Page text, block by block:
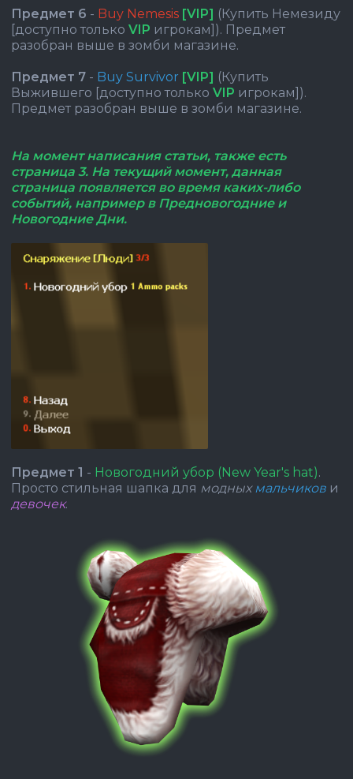
Предмет 6 - Buy Nemesis [VIP] (Купить Немезиду
[доступно только VIP игрокам]). Предмет
разобран выше в зомби магазине.
Предмет 7 - Buy Survivor [VIP] (Купить
Выжившего [доступно только VIP игрокам]).
Предмет разобран выше в зомби магазине.
На момент написания статьи, также есть
страница 3. На текущий момент, данная
страница появляется во время каких-либо
событий, например в Предновогодние и
Новогодние Дни.
Предмет 1 - Новогодний убор (New Year's hat).
Просто стильная шапка для модныхмальчиков и
девочек.